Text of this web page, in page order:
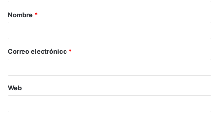
a
r
*
Nombre *
Correo electrónico *
Web